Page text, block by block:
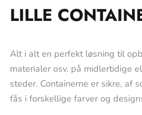
LILLE
Alt i alt en perfekt løsning til
materialer osv. på midlertidige
steder. Containerne er sikre, af
fås i forskellige farver og